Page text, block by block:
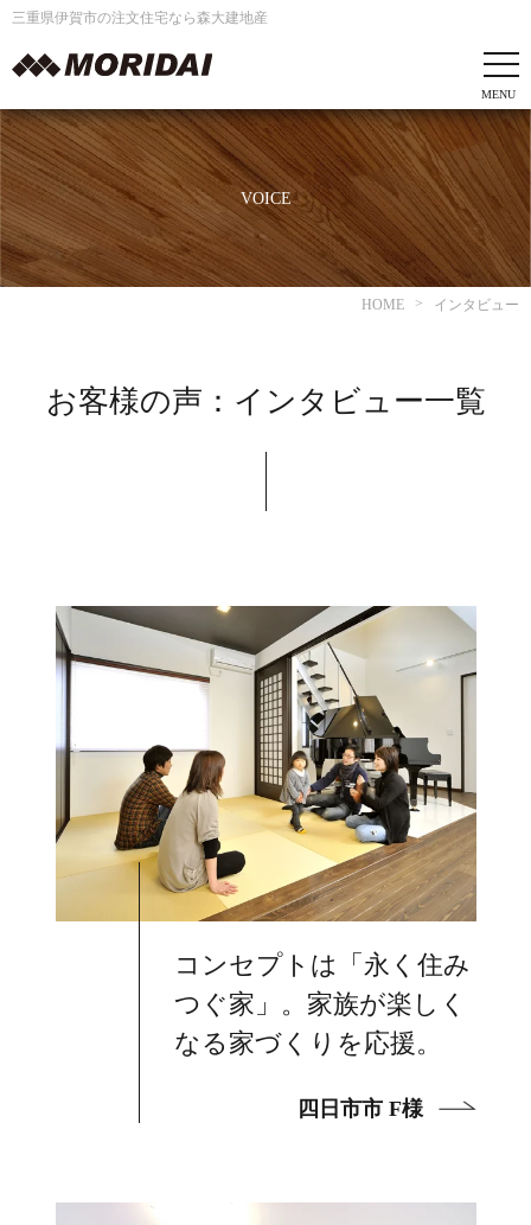
三重県伊賀市の注文住宅なら森大建地産
VOICE
HOME インタビュー
お客様の声：インタビュー一覧
コンセプトは「永く住み
つぐ家」。家族が楽しく
なる家づくりを応援。
四日市市 F様